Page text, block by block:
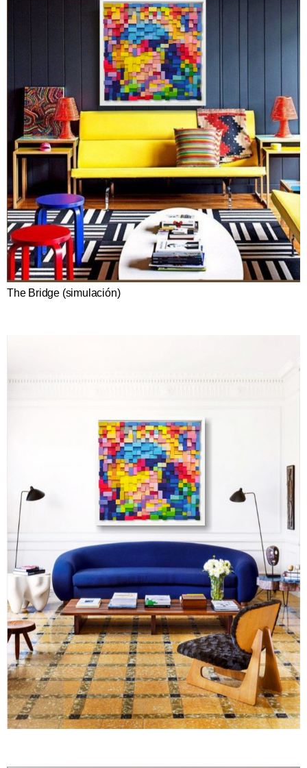
The Bridge (simulación)